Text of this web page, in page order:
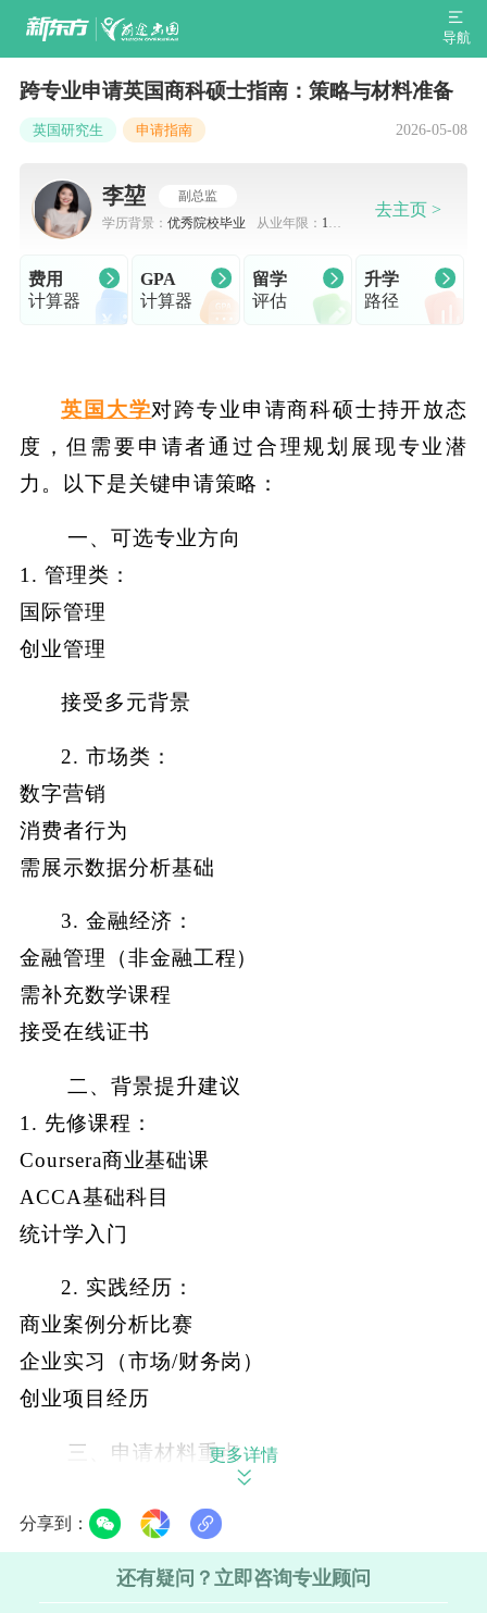
导航
跨专业申请英国商科硕士指南：策略与材料准备
英国研究生 申请指南 2026-05-08
李堃
副总监
学历背景： 优秀院校毕业 从业年限： 10-
去主页 >
费用
计算器
GPA
计算器
留学
评估
升学
路径
英国大学对跨专业申请商科硕士持开放态
度，但需要申请者通过合理规划展现专业潜
力。以下是关键申请策略：
一、可选专业方向
1. 管理类：
国际管理
创业管理
接受多元背景
2. 市场类：
数字营销
消费者行为
需展示数据分析基础
3. 金融经济：
金融管理（非金融工程）
需补充数学课程
接受在线证书
二、背景提升建议
1. 先修课程：
Coursera商业基础课
ACCA基础科目
统计学入门
2. 实践经历：
商业案例分析比赛
企业实习（市场/财务岗）
创业项目经历
三、申请材料重点
转专业动机（具体案例）
相关技能迁移（如科研数据分析）
明确职业规划
更多详情
分享到：
还有疑问？立即咨询专业顾问